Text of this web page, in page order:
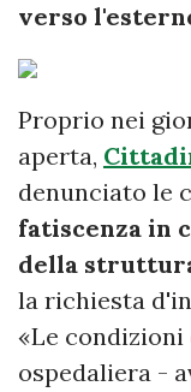
verso
Proprio nei
aperta,
denunciato le
fatiscenza in
della
la richiesta
«Le
ospedaliera -